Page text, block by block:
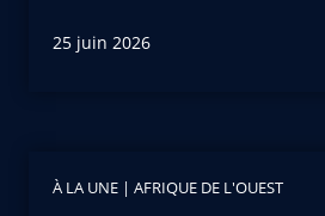
25 juin 2026
À LA UNE | AFRIQUE DE L'OUEST